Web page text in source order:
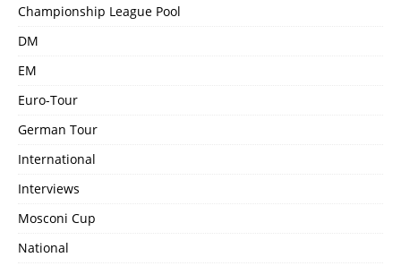
Championship League Pool
DM
EM
Euro-Tour
German Tour
International
Interviews
Mosconi Cup
National